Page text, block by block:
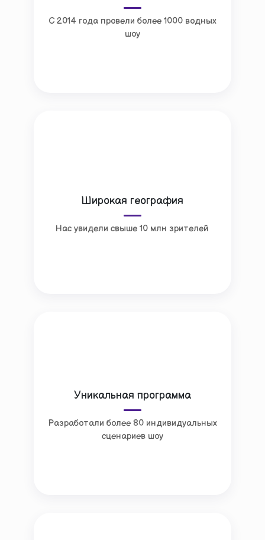
С 2014 года провели более 1000 водных
шоу
Широкая география
Нас увидели свыше 10 млн зрителей
Уникальная программа
Разработали более 80 индивидуальных
сценариев шоу